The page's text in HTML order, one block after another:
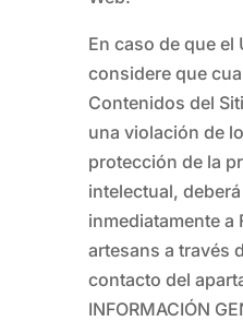
En caso de que el
considere que
Contenidos del
una violación de
protección de la
intelectual,
inmediatamente a
artesans a través
contacto del
INFORMACIÓN